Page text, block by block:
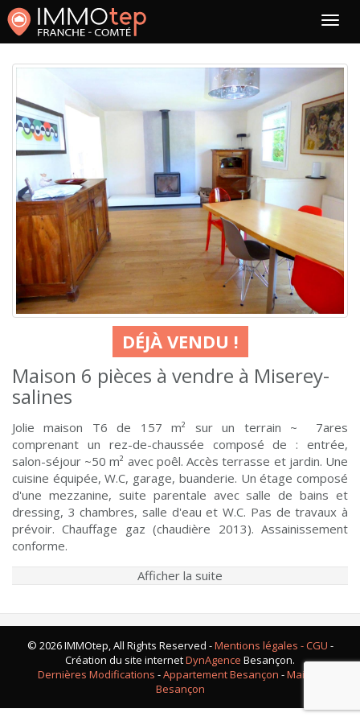
DÉJÀ VENDU !
Maison 6 pièces à vendre à Miserey-
salines
Jolie maison T6 de 157 m² sur un terrain ~ 7ares
comprenant un rez-de-chaussée composé de : entrée,
salon-séjour ~50 m² avec poêl. Accès terrasse et jardin. Une
cuisine équipée, W.C, garage, buanderie. Un étage composé
d'une mezzanine, suite parentale avec salle de bains et
dressing, 3 chambres, salle d'eau et W.C. Pas de travaux à
prévoir. Chauffage gaz (chaudière 2013). Assainissement
conforme.
Afficher la suite
© 2026 IMMOtep, All Rights Reserved -Mentions légales - CGU -
Création du site internetDynAgence Besançon.
Dernières Modifications -Appartement Besançon -Maison
Besançon